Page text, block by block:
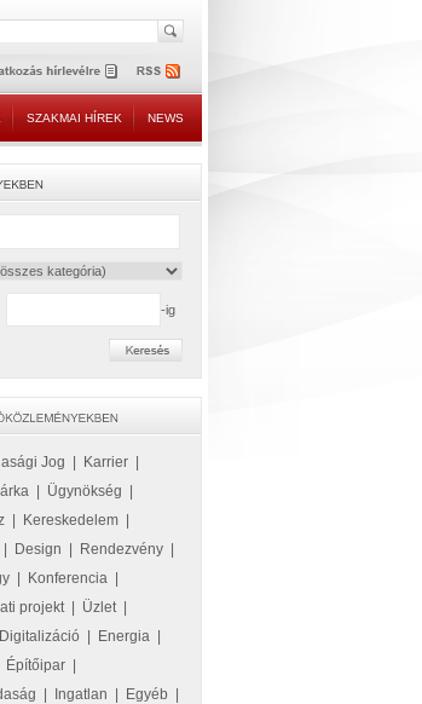
SZAKMAI HÍREK NEWS
-ig
Jog Karrier
Ügynökség
Kereskedelem
Design Rendezvény
Konferencia
projekt| Üzlet|
Digitalizáció Energia
Építőipar
Ingatlan Egyéb